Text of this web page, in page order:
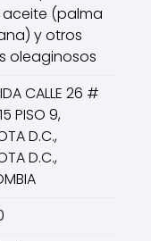
(palma
y otros
oleaginosos
CALLE 26 #
PISO 9,
D.C.,
D.C.,